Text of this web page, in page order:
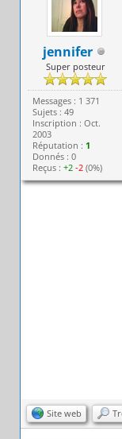
jennifer
Super posteur
Messages : 1 371
Sujets : 49
Inscription : Oct.
2003
Réputation : 1
Donnés : 0
Reçus :+2 -2 (0%)
Site web